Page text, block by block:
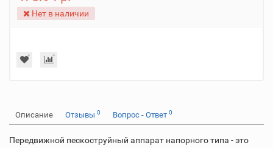
Нет в наличии
Описание Отзывы 0 Вопрос - Ответ 0
Передвижной пескоструйный аппарат напорного типа - это